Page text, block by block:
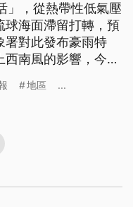
」，從熱帶性低氣壓
球海面滯留打轉，預
署對此發布豪雨特
南風的影響，今日
將持續至8月3日，
地區 ...